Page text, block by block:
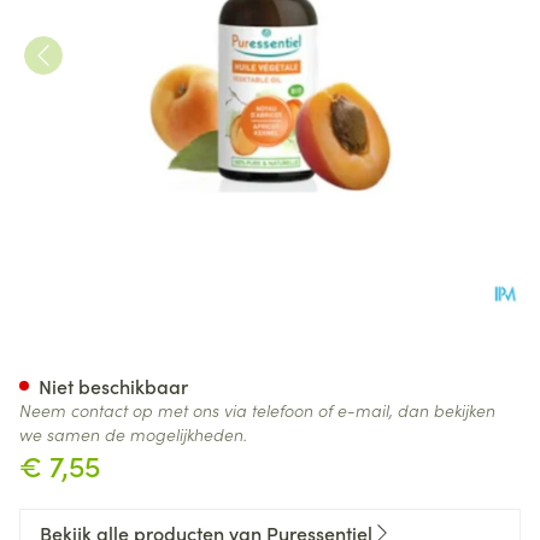
€ 7,55
Niet beschikbaar
Neem contact op met ons via telefoon of e-mail, dan bekijken
we samen de mogelijkheden.
Bekijk alle producten van Puressentiel